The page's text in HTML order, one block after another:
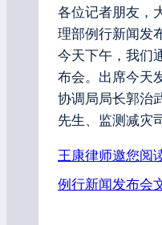
各位记者朋友，
理部例行新闻发
今天下午，我们
布会。出席今天
协调局局长郭治
先生、监测减灾
王康律师邀您阅
例行新闻发布会